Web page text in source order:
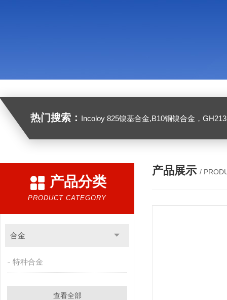
热门搜索： Incoloy 825镍基合金,B10铜镍合金，GH2132高温合金，C276
产品分类
PRODUCT CATEGORY
合金
特种合金
查看全部
产品展示 /